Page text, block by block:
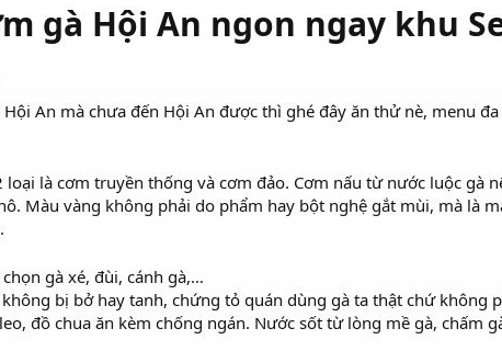
gà Hội An ngon ngay khu
Hội An mà chưa đến Hội An được thì ghé đây ăn thử nè, menu
loại là cơm truyền thống và cơm đảo. Cơm nấu từ nước luộc gà
Màu vàng không phải do phẩm hay bột nghệ gắt mùi, mà là
gà xé, đùi, cánh gà,…
bị bở hay tanh, chứng tỏ quán dùng gà ta thật chứ không
đồ chua ăn kèm chống ngán. Nước sốt từ lòng mề gà, chấm